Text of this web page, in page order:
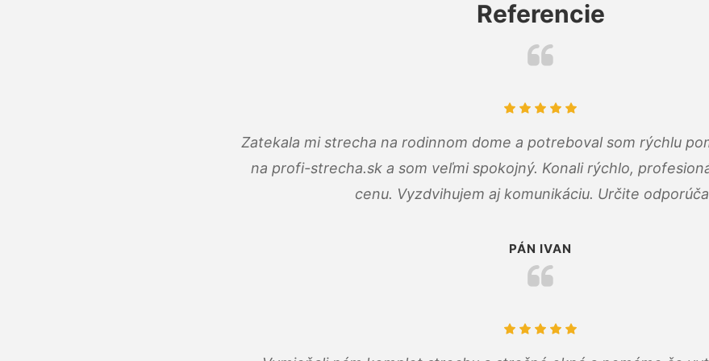
Referencie
Zatekala mi strecha na rodinnom dome a potreboval som rýchlu
na profi-strecha.sk a som veľmi spokojný. Konali rýchlo,
cenu. Vyzdvihujem aj komunikáciu. Určite
PÁN IVAN